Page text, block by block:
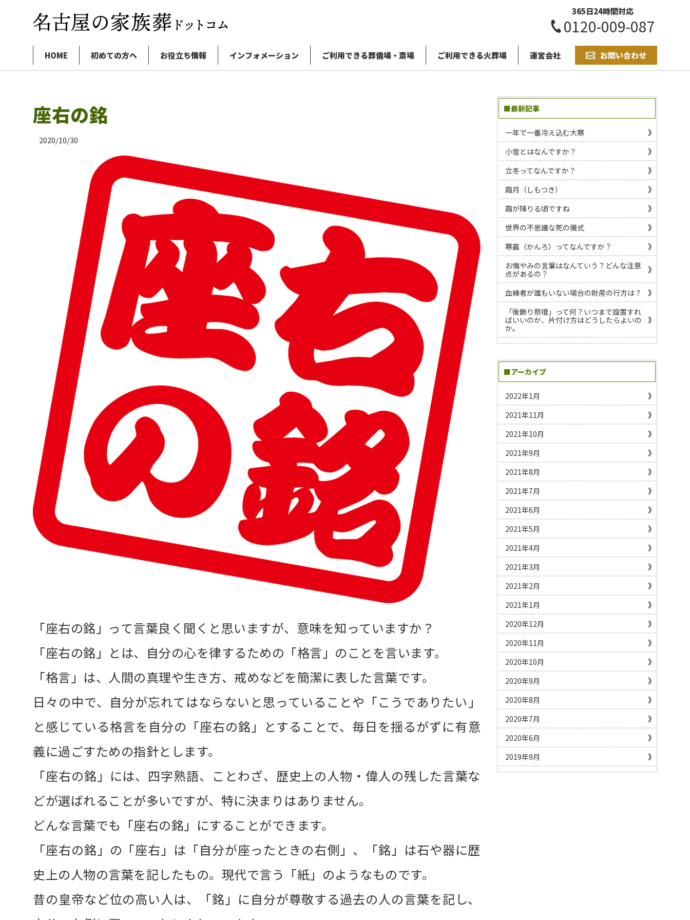
365日24時間対応
0120-009-087
HOME 初めての方へ お役立ち情報 インフォメーション ご利用できる葬儀場・斎場 ご利用できる火葬場 運営会社 お問い合わせ
座右の銘
2020/10/30
「座右の銘」って言葉良く聞くと思いますが、意味を知っていますか？
「座右の銘」とは、自分の心を律するための「格言」のことを言います。
「格言」は、人間の真理や生き方、戒めなどを簡潔に表した言葉です。
日々の中で、自分が忘れてはならないと思っていることや「こうでありたい」
と感じている格言を自分の「座右の銘」とすることで、毎日を揺るがずに有意
義に過ごすための指針とします。
「座右の銘」には、四字熟語、ことわざ、歴史上の人物・偉人の残した言葉な
どが選ばれることが多いですが、特に決まりはありません。
どんな言葉でも「座右の銘」にすることができます。
「座右の銘」の「座右」は「自分が座ったときの右側」、「銘」は石や器に歴
史上の人物の言葉を記したもの。現代で言う「紙」のようなものです。
昔の皇帝など位の高い人は、「銘」に自分が尊敬する過去の人の言葉を記し、
■最新記事
一年で一番冷え込む大寒
小雪とはなんですか？
立冬ってなんですか？
霜月（しもつき）
霜が降りる頃ですね
世界の不思議な死の儀式
寒露（かんろ）ってなんですか？
お悔やみの言葉はなんていう？どんな注意
点があるの？
血縁者が誰もいない場合の財産の行方は？
「後飾り祭壇」って何？いつまで設置すれ
ばいいのか、片付け方はどうしたらよいの
か。
■アーカイブ
2022年1月
2021年11月
2021年10月
2021年9月
2021年8月
2021年7月
2021年6月
2021年5月
2021年4月
2021年3月
2021年2月
2021年1月
2020年12月
2020年11月
2020年10月
2020年9月
2020年8月
2020年7月
2020年6月
2019年9月